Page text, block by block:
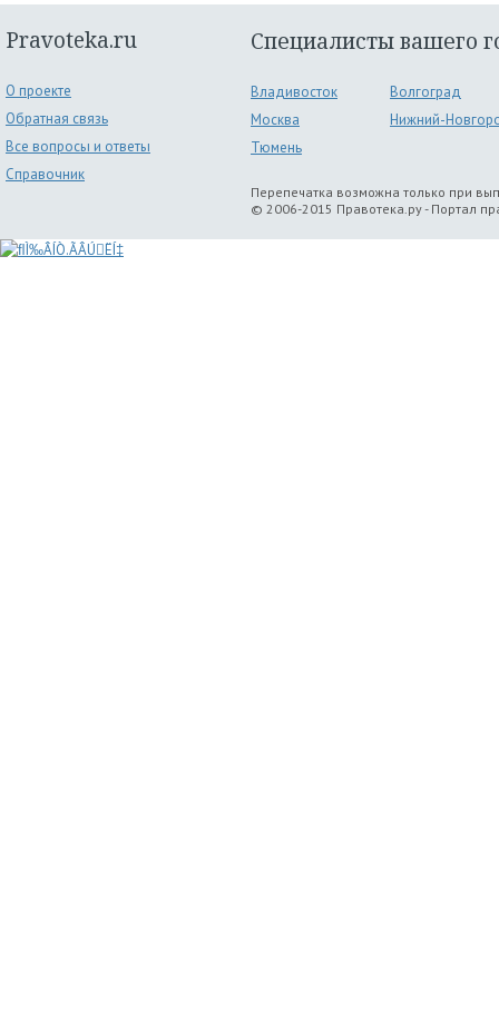
Pravoteka.ru
О проекте
Обратная связь
Все вопросы и ответы
Справочник
Специалисты вашего
Владивосток
Волгоград
Москва
Нижний-
Тюмень
Перепечатка возможна только при
© 2006-2015 Правотека.ру - Портал